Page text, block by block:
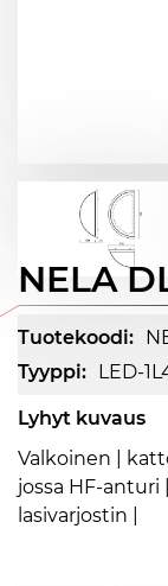
NELA
Tuotekoodi:
Tyyppi: LED-
Lyhyt kuvaus
Valkoinen |
jossa HF-anturi
lasivarjostin |